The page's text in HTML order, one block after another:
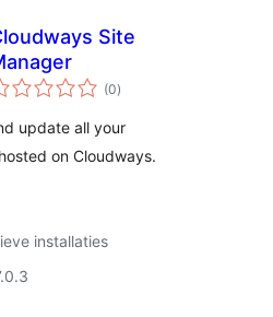
Site
(0totaal
waarderingen
)
update all your
on Cloudways.
installaties